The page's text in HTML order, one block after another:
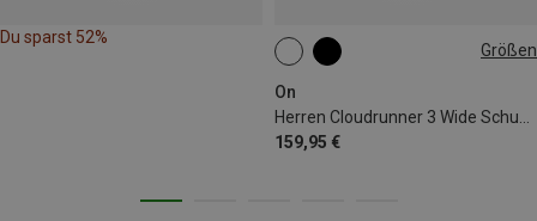
Du sparst 52%
Größen
On
159,95 €